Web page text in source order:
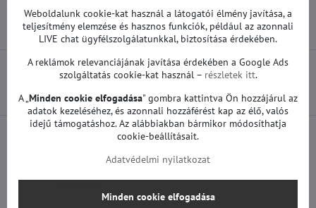
Pótalkatrészek | Samsung TV Alaplapok | Samsung TV
Következő termék
100%-os működőképességet
Weboldalunk cookie-kat használ a látogatói élmény javítása, a
teljesítmény elemzése és hasznos funkciók, például az azonnali
LIVE chat ügyfélszolgálatunkkal, biztosítása érdekében.
A reklámok relevanciájának javítása érdekében a Google Ads
szolgáltatás cookie-kat használ – részletek itt.
A „ Minden cookie elfogadása" gombra kattintva Ön hozzájárul az
adatok kezeléséhez, és azonnali hozzáférést kap az élő, valós
idejű támogatáshoz. Az alábbiakban bármikor módosíthatja
cookie-beállításait.
Adatvédelmi nyilatkozat
Minden cookie elfogadása